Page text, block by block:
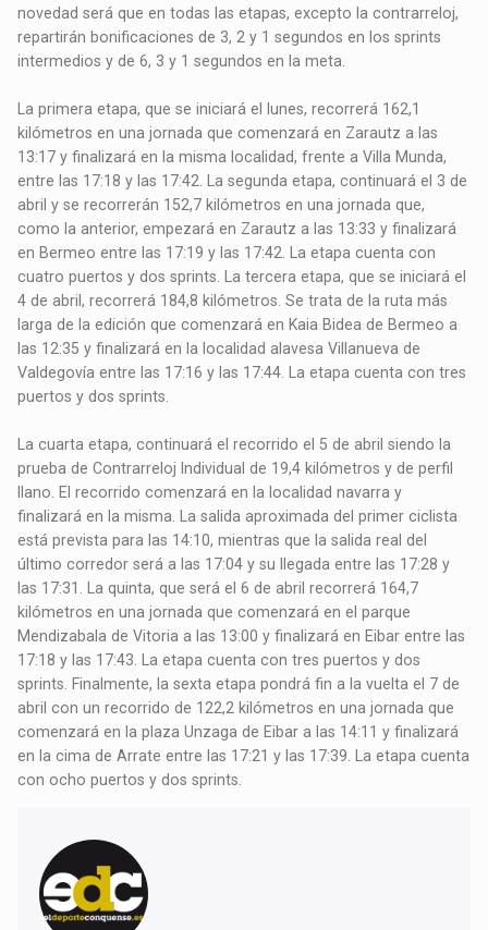
novedad será que en todas las etapas, excepto la contrarreloj,
repartirán bonificaciones de 3, 2 y 1 segundos en los sprints
intermedios y de 6, 3 y 1 segundos en la meta.
La primera etapa, que se iniciará el lunes, recorrerá 162,1
kilómetros en una jornada que comenzará en Zarautz a las
13:17 y finalizará en la misma localidad, frente a Villa Munda,
entre las 17:18 y las 17:42. La segunda etapa, continuará el 3 de
abril y se recorrerán 152,7 kilómetros en una jornada que,
como la anterior, empezará en Zarautz a las 13:33 y finalizará
en Bermeo entre las 17:19 y las 17:42. La etapa cuenta con
cuatro puertos y dos sprints. La tercera etapa, que se iniciará el
4 de abril, recorrerá 184,8 kilómetros. Se trata de la ruta más
larga de la edición que comenzará en Kaia Bidea de Bermeo a
las 12:35 y finalizará en la localidad alavesa Villanueva de
Valdegovía entre las 17:16 y las 17:44. La etapa cuenta con tres
puertos y dos sprints.
La cuarta etapa, continuará el recorrido el 5 de abril siendo la
prueba de Contrarreloj Individual de 19,4 kilómetros y de perfil
llano. El recorrido comenzará en la localidad navarra y
finalizará en la misma. La salida aproximada del primer ciclista
está prevista para las 14:10, mientras que la salida real del
último corredor será a las 17:04 y su llegada entre las 17:28 y
las 17:31. La quinta, que será el 6 de abril recorrerá 164,7
kilómetros en una jornada que comenzará en el parque
Mendizabala de Vitoria a las 13:00 y finalizará en Eibar entre las
17:18 y las 17:43. La etapa cuenta con tres puertos y dos
sprints. Finalmente, la sexta etapa pondrá fin a la vuelta el 7 de
abril con un recorrido de 122,2 kilómetros en una jornada que
comenzará en la plaza Unzaga de Eibar a las 14:11 y finalizará
en la cima de Arrate entre las 17:21 y las 17:39. La etapa cuenta
con ocho puertos y dos sprints.